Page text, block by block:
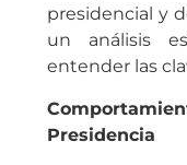
presidencial y
un análisis
entender las
Presidencia